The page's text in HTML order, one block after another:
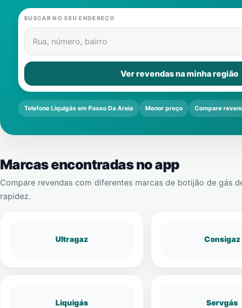
BUSCAR NO SEU ENDEREÇO
Rua, número, bairro
Ver revendas na minha região
Telefone Liquigás em Passo Da Areia Menor preço Compare
Marcas encontradas no app
Compare revendas com diferentes marcas de botijão de gás
rapidez.
Ultragaz Consigaz
Liquigás Servgás